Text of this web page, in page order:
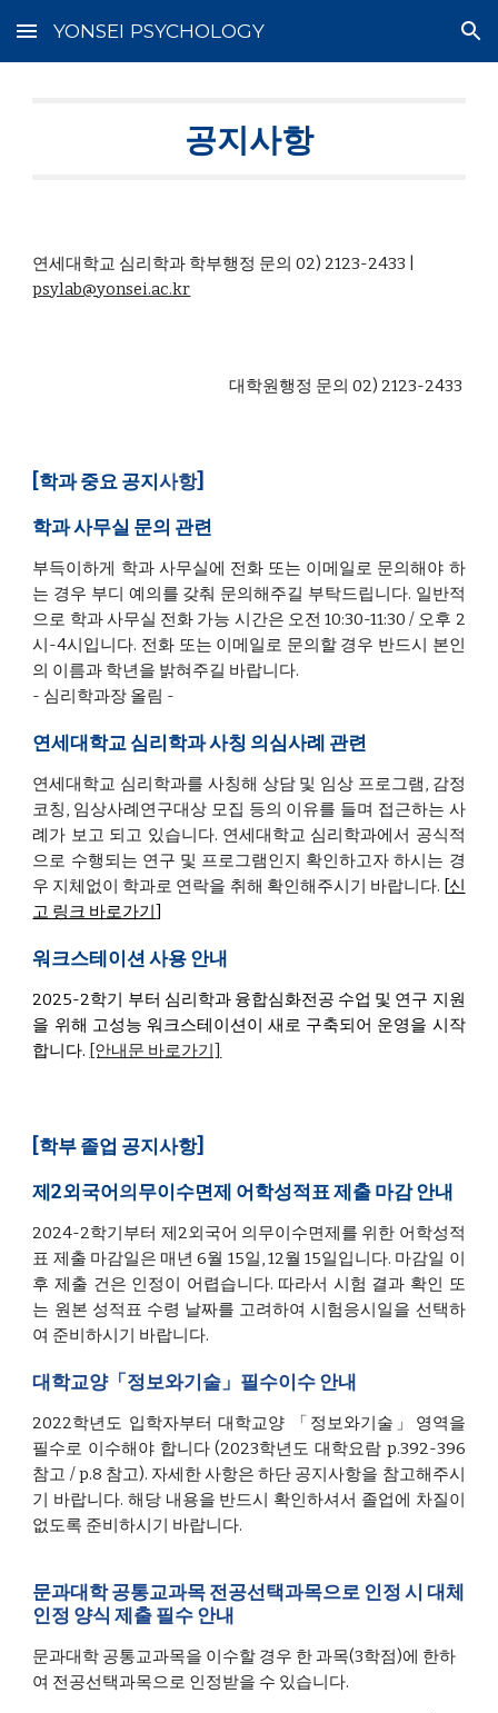
Skip to main content Skip to navigation
YONSEI PSYCHOLOGY
공지사항
연세대학교 심리학과 학부행정 문의 02) 2123-2433 |
psylab@yonsei.ac.kr
대학원행정 문의 02) 2123-2433
[학과 중요 공지사항]
학과 사무실 문의 관련
부득이하게 학과 사무실에 전화 또는 이메일로 문의해야 하
는 경우 부디 예의를 갖춰 문의해주길 부탁드립니다. 일반적
으로 학과 사무실 전화 가능 시간은 오전 10:30-11:30 / 오후 2
시-4시입니다. 전화 또는 이메일로 문의할 경우 반드시 본인
의 이름과 학년을 밝혀주길 바랍니다.
- 심리학과장 올림 -
연세대학교 심리학과 사칭 의심사례 관련
연세대학교 심리학과를 사칭해 상담 및 임상 프로그램, 감정
코칭, 임상사례연구대상 모집 등의 이유를 들며 접근하는 사
례가 보고 되고 있습니다. 연세대학교 심리학과에서 공식적
으로 수행되는 연구 및 프로그램인지 확인하고자 하시는 경
우 지체없이 학과로 연락을 취해 확인해주시기 바랍니다. [신
고 링크 바로가기]
워크스테이션 사용 안내
2025-2학기 부터 심리학과 융합심화전공 수업 및 연구 지원
을 위해 고성능 워크스테이션이 새로 구축되어 운영을 시작
합니다. [안내문 바로가기]
[학부 졸업 공지사항]
제2외국어의 무이수면제 어학성적표제출 마감 안내
2024-2학기부터 제2외국어 의무이수면제를 위한 어학성적
표 제출 마감일은 매년 6월 15일, 12월 15일입니다. 마감일 이
후 제출 건은 인정이 어렵습니다. 따라서 시험 결과 확인 또
는 원본 성적표 수령 날짜를 고려하여 시험응시일을 선택하
여 준비하시기 바랍니다.
대학교양「정보와기술」필수이수 안내
2022학년도 입학자부터 대학교양 「정보와기술」영역을
필수로 이수해야 합니다 (2023학년도 대학요람 p.392-396
참고 / p.8 참고). 자세한 사항은 하단 공지사항을 참고해주시
기 바랍니다. 해당내용을 반드시 확인하셔서 졸업에 차질이
없도록 준비하시기 바랍니다.
문과대학 공통교과목 전공선택과목으로 인정 시 대체
인정 양식 제출 필수 안내
문과대학 공통교과목을 이수할 경우 한 과목(3학점)에 한하
여 전공선택과목으로 인정받을 수 있습니다.